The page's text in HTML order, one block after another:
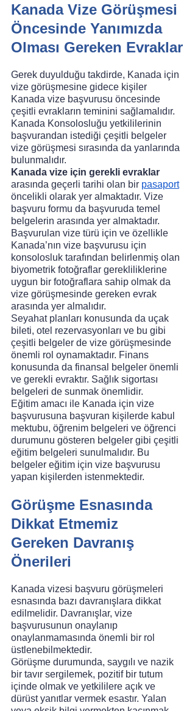
Kanada Vize Görüşmesi
Öncesinde Yanımızda
Olması Gereken Evraklar
Gerek duyulduğu takdirde, Kanada için
vize görüşmesine gidece kişiler
Kanada vize başvurusu öncesinde
çeşitli evrakların teminini sağlamalıdır.
Kanada Konsolosluğu yetkililerinin
başvurandan istediği çeşitli belgeler
vize görüşmesi sırasında da yanlarında
bulunmalıdır.
Kanada vize için gerekli evraklar
arasında geçerli tarihi olan bir pasaport
öncelikli olarak yer almaktadır. Vize
başvuru formu da başvuruda temel
belgelerin arasında yer almaktadır.
Başvurulan vize türü için ve özellikle
Kanada’nın vize başvurusu için
konsolosluk tarafından belirlenmiş olan
biyometrik fotoğraflar gerekliliklerine
uygun bir fotoğraflara sahip olmak da
vize görüşmesinde gereken evrak
arasında yer almalıdır.
Seyahat planları konusunda da uçak
bileti, otel rezervasyonları ve bu gibi
çeşitli belgeler de vize görüşmesinde
önemli rol oynamaktadır. Finans
konusunda da finansal belgeler önemli
ve gerekli evraktır. Sağlık sigortası
belgeleri de sunmak önemlidir.
Eğitim amacı ile Kanada için vize
başvurusuna başvuran kişilerde kabul
mektubu, öğrenim belgeleri ve öğrenci
durumunu gösteren belgeler gibi çeşitli
eğitim belgeleri sunulmalıdır. Bu
belgeler eğitim için vize başvurusu
yapan kişilerden istenmektedir.
Görüşme Esnasında
Dikkat Etmemiz
Gereken Davranış
Önerileri
Kanada vizesi başvuru görüşmeleri
esnasında bazı davranışlara dikkat
edilmelidir. Davranışlar, vize
başvurusunun onaylanıp
onaylanmamasında önemli bir rol
üstlenebilmektedir.
Görüşme durumunda, saygılı ve nazik
bir tavır sergilemek, pozitif bir tutum
içinde olmak ve yetkililere açık ve
dürüst yanıtlar vermek esastır. Yalan